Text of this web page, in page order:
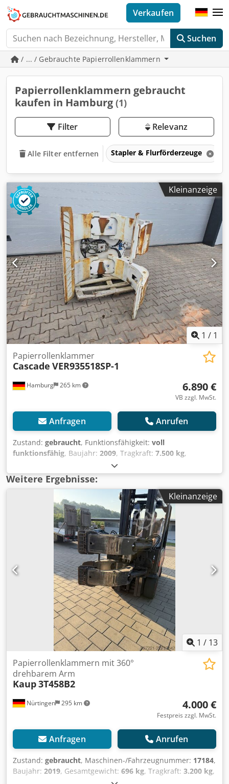
Suchen
Verkaufen
/ ... / Gebrauchte Papierrollenklammern
Papierrollenklammern gebraucht
kaufen in Hamburg (1)
Filter Relevanz
Alle Filter entfernen Stapler & Flurförderzeuge
Kleinanzeige
1 / 1
Hamburg 265 km
Papierrollenklammer
Cascade VER935518SP-1
6.890 €
VB zzgl. MwSt.
Anfragen Anrufen
Zustand: gebraucht, Funktionsfähigkeit: voll
funktionsfähig, Baujahr: 2009, Tragkraft: 7.500 kg,
, Leergewicht:
Papierrollenklammer Lastschwerpunkt: 650 ISO Klasse: ISO
Klasse 4 = 5.000 - 10.000 kg Zustand: Einsatzbereit und voll
funktionsfähig Zustand Technisch: sehr gut Beschreibung:
Arm hohe: 1x 1290 mm 2x 515mm, Öffnungsbreite 420 / 1
300 mm, Drehbereich 360 endlos Arm hohe: 1x 1290 mm
2x 515mm, Öffnungsbreite 420 / 1 300 mm, Drehbereich
360 endlos Cedeu Dy Hkjpfx Aqtjrf
Weitere Ergebnisse:
Kleinanzeige
1 / 13
Nürtingen 295 km
Papierrollenklammern mit 360°
drehbarem Arm
Kaup3T458B2
4.000 €
Festpreis zzgl. MwSt.
Anfragen Anrufen
Zustand: gebraucht, Maschinen-/Fahrzeugnummer: 17184,
Baujahr: 2019, Gesamtgewicht: 696 kg, Tragkraft: 3.200 kg,
, Arbeitsbereich: